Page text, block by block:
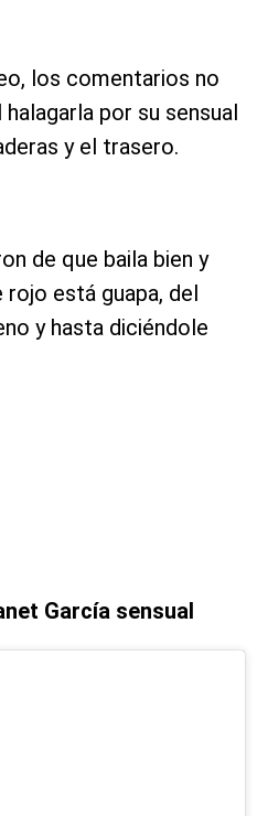
los comentarios no
por su sensual
y el trasero.
de que baila bien y
rojo está guapa, del
y hasta diciéndole
García sensual